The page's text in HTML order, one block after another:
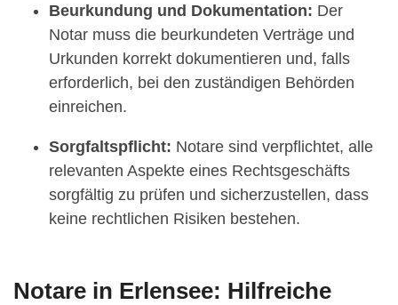
Beurkundung und Dokumentation: Der
Notar muss die beurkundeten Verträge und
Urkunden korrekt dokumentieren und, falls
erforderlich, bei den zuständigen Behörden
einreichen.
Sorgfaltspflicht: Notare sind verpflichtet, alle
relevanten Aspekte eines Rechtsgeschäfts
sorgfältig zu prüfen und sicherzustellen, dass
keine rechtlichen Risiken bestehen.
Notare in Erlensee: Hilfreiche